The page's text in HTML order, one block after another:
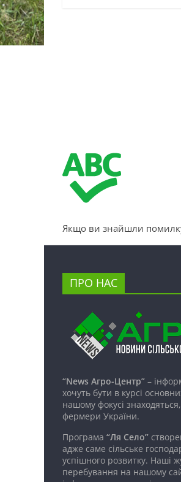
Якщо ви знайшли
ПРО НАС
“News Агро-Центр” –
хочуть бути в курсі
нашому фокусі
фермери України.
Програма “Ля Село”
адже саме сільське
успішного розвитку. Наші
перебування на нашому